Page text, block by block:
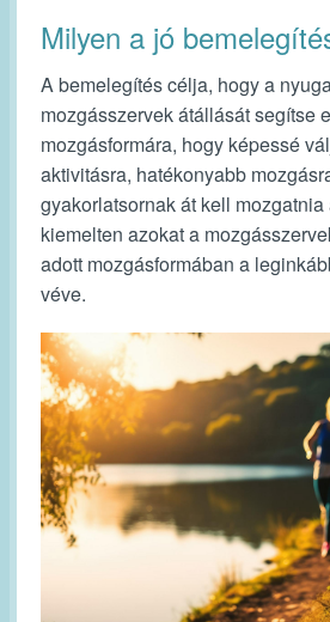
Milyen a jó
A bemelegítés célja, hogy a
mozgásszervek átállását segítse
mozgásformára, hogy képessé
aktivitásra, hatékonyabb
gyakorlatsornak át kell
kiemelten azokat a
adott mozgásformában a
véve.